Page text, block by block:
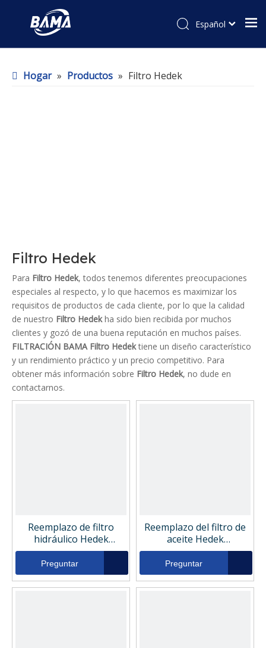
Español
Hogar » Productos » Filtro Hedek
Filtro Hedek
Para Filtro Hedek, todos tenemos diferentes preocupaciones
especiales al respecto, y lo que hacemos es maximizar los
requisitos de productos de cada cliente, por lo que la calidad
de nuestro Filtro Hedekha sido bien recibida por muchos
clientes y gozó de una buena reputación en muchos países.
FILTRACIÓN BAMA Filtro Hedektiene un diseño característico
y un rendimiento práctico y un precio competitivo. Para
obtener más información sobre Filtro Hedek, no dude en
contactarnos.
Reemplazo de filtro
hidráulico Hedek
0030D020BN3HC
Preguntar
Reemplazo del filtro de
aceite Hedek
0165R010BN4HC
Preguntar